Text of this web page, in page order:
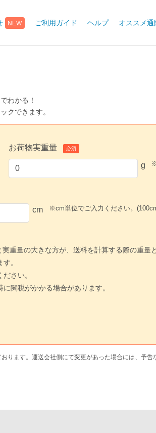
NEW ご利用ガイド ヘルプ オススメ通
わかる！
クできます。
お荷物実重量 必須
g
cm ※cm単位でご入力ください。
重量の大きな方が、送料を計算する際の重
。
ださい。
関税がかかる場合があります。
ります。運送会社側にて変更があった場合には、予告